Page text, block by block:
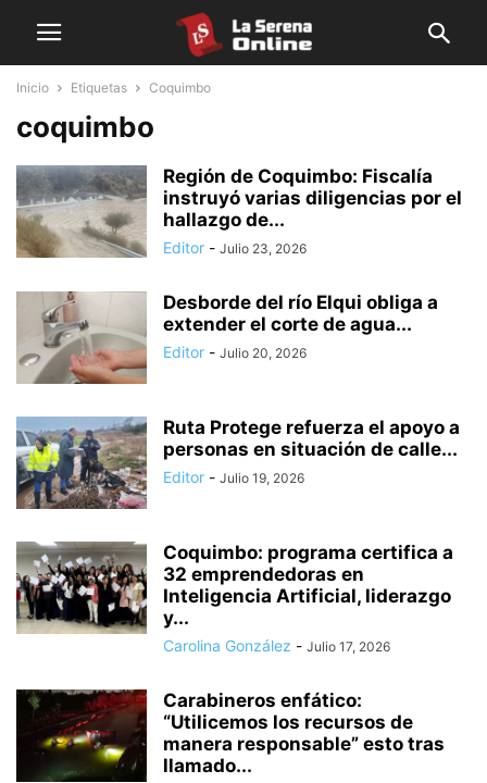
Inicio Etiquetas Coquimbo
coquimbo
Región de Coquimbo: Fiscalía
instruyó varias diligencias por el
hallazgo de...
Editor - Julio 23, 2026
Desborde del río Elqui obliga a
extender el corte de agua...
Editor - Julio 20, 2026
Ruta Protege refuerza el apoyo a
personas en situación de calle...
Editor - Julio 19, 2026
Coquimbo: programa certifica a
32 emprendedoras en
Inteligencia Artificial, liderazgo
y...
Carolina González - Julio 17, 2026
Carabineros enfático:
“Utilicemos los recursos de
manera responsable” esto tras
llamado...